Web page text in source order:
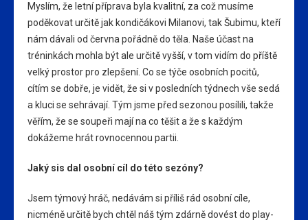
Myslím, že letní příprava byla kvalitní, za což musíme
poděkovat určitě jak kondičákovi Milanovi, tak Šubimu, kteří
nám dávali od června pořádně do těla. Naše účast na
tréninkách mohla být ale určitě vyšší, v tom vidím do příště
velký prostor pro zlepšení. Co se týče osobních pocitů,
cítím se dobře, je vidět, že si v posledních týdnech vše sedá
a kluci se sehrávají. Tým jsme před sezonou posílili, takže
věřím, že se soupeři mají na co těšit a že s každým
dokážeme hrát rovnocennou partii.
Jaký sis dal osobní cíl do této sezóny?
Jsem týmový hráč, nedávám si příliš rád osobní cíle,
nicméně určitě bych chtěl náš tým zdárně dovést do play-